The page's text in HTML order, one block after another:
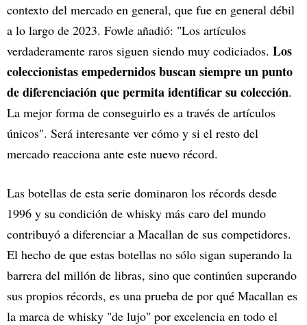
contexto del mercado en general, que fue en general débil
a lo largo de 2023. Fowle añadió: "Los artículos
verdaderamente raros siguen siendo muy codiciados. Los
coleccionistas empedernidos buscan siempre un punto
de diferenciación que permita identificar su colección.
La mejor forma de conseguirlo es a través de artículos
únicos". Será interesante ver cómo y si el resto del
mercado reacciona ante este nuevo récord.
Las botellas de esta serie dominaron los récords desde
1996 y su condición de whisky más caro del mundo
contribuyó a diferenciar a Macallan de sus competidores.
El hecho de que estas botellas no sólo sigan superando la
barrera del millón de libras, sino que continúen superando
sus propios récords, es una prueba de por qué Macallan es
la marca de whisky "de lujo" por excelencia en todo el